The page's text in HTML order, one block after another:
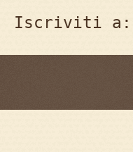
Iscriviti a: